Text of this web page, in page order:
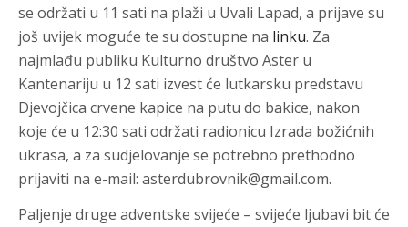
se održati u 11 sati na plaži u Uvali Lapad, a prijave su
još uvijek moguće te su dostupne na linku. Za
najmlađu publiku Kulturno društvo Aster u
Kantenariju u 12 sati izvest će lutkarsku predstavu
Djevojčica crvene kapice na putu do bakice, nakon
koje će u 12:30 sati održati radionicu Izrada božićnih
ukrasa, a za sudjelovanje se potrebno prethodno
prijaviti na e-mail: asterdubrovnik@gmail.com.
Paljenje druge adventske svijeće – svijeće ljubavi bit će